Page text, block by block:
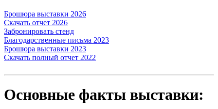
Брошюра выставки 2026
Скачать отчет 2026
Забронировать стенд
Благодарственные письма 2023
Брошюра выставки 2023
Скачать полный отчет 2022
Основные факты выставки: